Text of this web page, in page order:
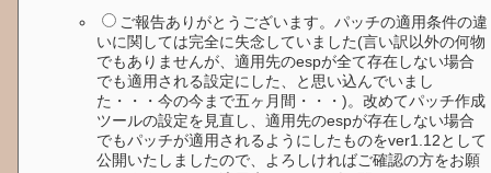
ご報告ありがとうございます。パッチの適用条件の違
いに関しては完全に失念していました(言い訳以外の何物
でもありませんが、適用先のespが全て存在しない場合
でも適用される設定にした、と思い込んでいまし
た・・・今の今まで五ヶ月間・・・)。改めてパッチ作成
ツールの設定を見直し、適用先のespが存在しない場合
でもパッチが適用されるようにしたものをver1.12として
公開いたしましたので、よろしければご確認の方をお願